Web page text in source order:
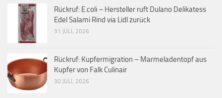
Rückruf: E.coli – Hersteller ruft Dulano Delikatess
Edel Salami Rind via Lidl zurück
31 JULI, 2026
Rückruf: Kupfermigration – Marmeladentopf aus
Kupfer von Falk Culinair
30 JULI, 2026